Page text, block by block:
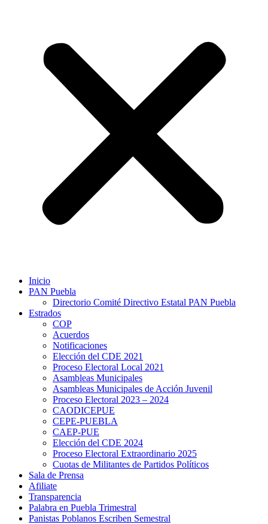
Inicio
PAN Puebla
Directorio Comité Directivo Estatal PAN Puebla
Estrados
COP
Acuerdos
Notificaciones
Elección del CDE 2021
Proceso Electoral Local 2021
Asambleas Municipales
Asambleas Municipales de Acción Juvenil
Proceso Electoral 2023 – 2024
CAODICEPUE
CEPE-PUEBLA
CAEP-PUE
Elección del CDE 2024
Proceso Electoral Extraordinario 2025
Cuotas de Militantes de Partidos Políticos
Sala de Prensa
Afiliate
Transparencia
Palabra en Puebla Trimestral
Panistas Poblanos Escriben Semestral